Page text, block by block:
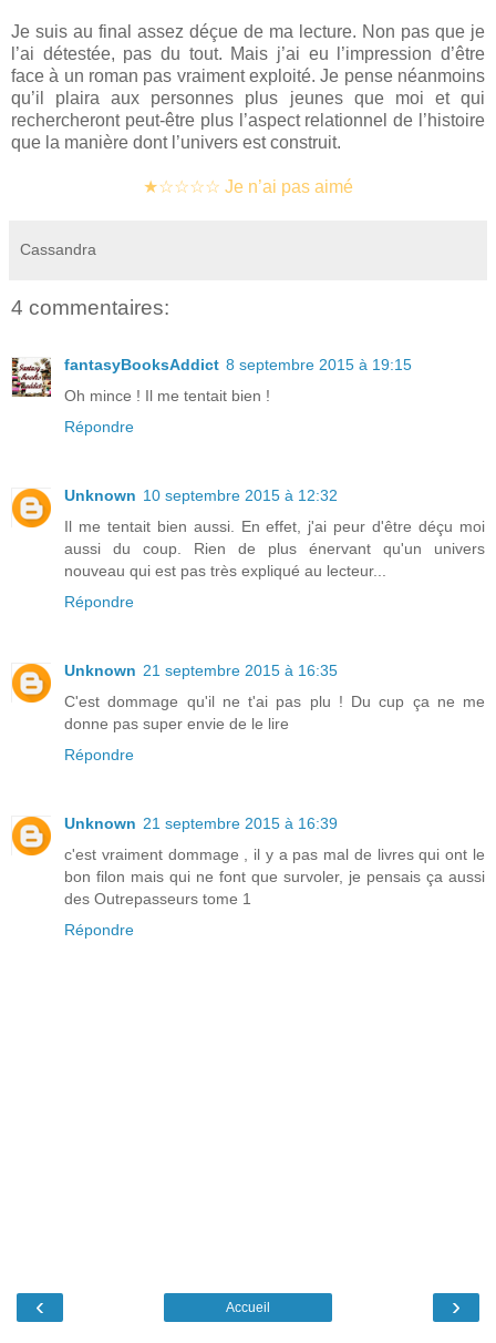
Je suis au final assez déçue de ma lecture. Non pas que je
l’ai détestée, pas du tout. Mais j’ai eu l’impression d’être
face à un roman pas vraiment exploité. Je pense néanmoins
qu’il plaira aux personnes plus jeunes que moi et qui
rechercheront peut-être plus l’aspect relationnel de l’histoire
que la manière dont l’univers est construit.
★☆☆☆☆ Je n’ai pas aimé
Cassandra
4 commentaires:
fantasyBooksAddict 8 septembre 2015 à 19:15
Oh mince ! Il me tentait bien !
Répondre
Unknown 10 septembre 2015 à 12:32
Il me tentait bien aussi. En effet, j'ai peur d'être déçu moi
aussi du coup. Rien de plus énervant qu'un univers
nouveau qui est pas très expliqué au lecteur...
Répondre
Unknown 21 septembre 2015 à 16:35
C'est dommage qu'il ne t'ai pas plu ! Du cup ça ne me
donne pas super envie de le lire
Répondre
Unknown 21 septembre 2015 à 16:39
c'est vraiment dommage , il y a pas mal de livres qui ont le
bon filon mais qui ne font que survoler, je pensais ça aussi
des Outrepasseurs tome 1
Répondre
‹ ›
Accueil